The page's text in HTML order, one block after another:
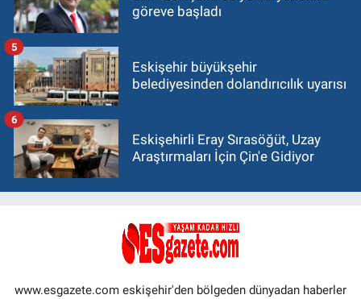
göreve başladı
Eskişehir büyükşehir
belediyesinden dolandırıcılık uyarısı
5
Eskişehirli Eray Sırasöğüt, Uzay
Araştırmaları İçin Çin'e Gidiyor
6
www.esgazete.com eskişehir'den bölgeden dünyadan haberler